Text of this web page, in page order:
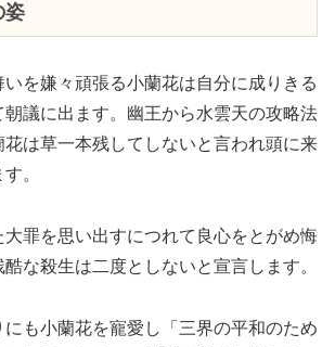
姿
を嫌々頑張る小蘭花は自分に成りきる
議に出ます。幽王から水雲天の攻略法
花は草一本残してしないと言われ頭に来
。
大罪を思い出すにつれて良心をとがめ悔
な殺生は二度としないと宣言します。
も小蘭花を寵愛し「三界の平和のため